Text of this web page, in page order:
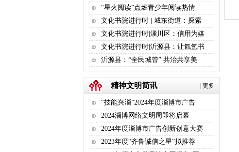
“星火阅读”点燃青少年阅读热情
文化书院进行时 | 城东街道：探索
文化书院进行时|淄川区：信用为媒
文化书院进行时|沂源县：让氤氲书
沂源县：“全民城管” 共治共享美
更多
精神文明简讯
“技能兴淄”2024年度淄博市广告
2024淄博网络文明周即将启幕
2024年度淄博市广告创新创意大赛
2023年度“齐鲁诚信之星”拟推荐